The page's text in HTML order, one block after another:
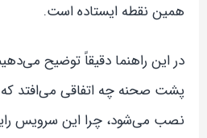
همین نقطه ایستاده است.
در این راهنما دقیقاً توضیح
نصب می‌شود، چرا این سرویس